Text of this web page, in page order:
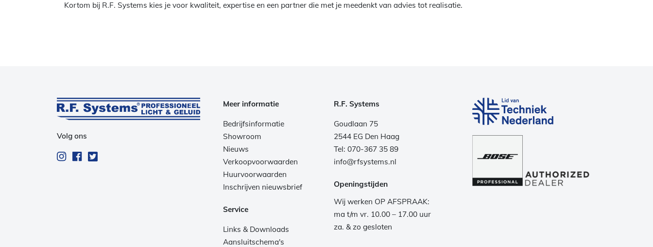
Kortom bij R.F. Systems kies je voor kwaliteit, expertise en een partner die met je meedenkt van advies tot realisatie.
Volg ons
Meer informatie
Bedrijfsinformatie
Showroom
Nieuws
Verkoopvoorwaarden
Huurvoorwaarden
Inschrijven nieuwsbrief
Service
Links & Downloads
Aansluitschema's
R.F. Systems
Goudlaan 75
2544 EG Den Haag
Tel: 070-367 35 89
info@rfsystems.nl
Openingstijden
Wij werken OP AFSPRAAK:
ma t/m vr. 10.00 – 17.00 uur
za. & zo gesloten